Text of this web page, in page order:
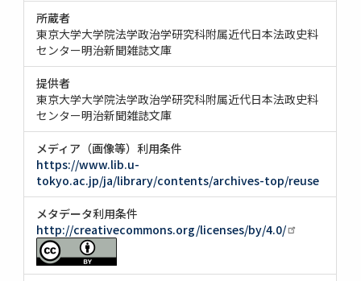
所蔵者
東京大学大学院法学政治学研究科附属近代日本法政史料
センター明治新聞雑誌文庫
提供者
東京大学大学院法学政治学研究科附属近代日本法政史料
センター明治新聞雑誌文庫
メディア（画像等）利用条件
https://www.lib.u-
tokyo.ac.jp/ja/library/contents/archives-top/reuse
メタデータ利用条件
http://creativecommons.org/licenses/by/4.0/